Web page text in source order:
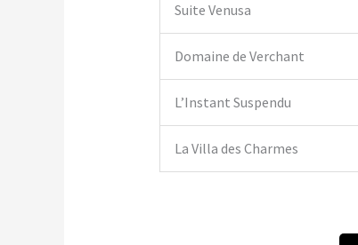
Suite Venusa
Domaine de Verchant
L’Instant Suspendu
La Villa des Charmes